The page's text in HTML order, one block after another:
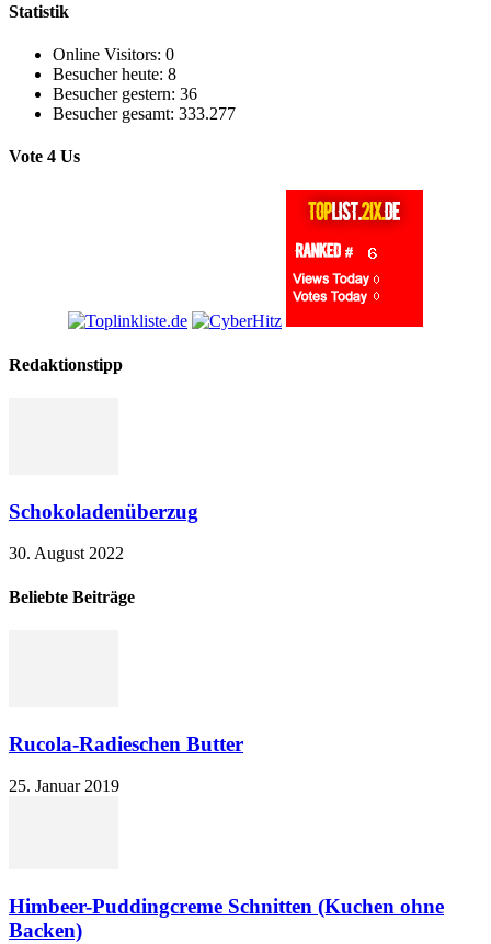
Statistik
Online Visitors: 0
Besucher heute: 8
Besucher gestern: 36
Besucher gesamt: 333.277
Vote 4 Us
Redaktionstipp
Schokoladenüberzug
30. August 2022
Beliebte Beiträge
Rucola-Radieschen Butter
25. Januar 2019
Himbeer-Puddingcreme Schnitten (Kuchen ohne
Backen)